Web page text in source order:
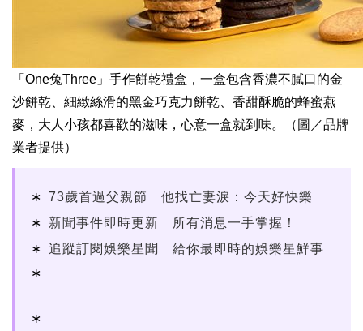
「One兔Three」手作餅乾禮盒，一盒包含香濃不膩口的金
沙餅乾、細緻絲滑的黑金巧克力餅乾、香甜酥脆的蜂蜜燕
麥，大人小孩都喜歡的滋味，心意一盒就到味。（圖／品牌
業者提供）
73歲首過父親節 他找亡妻淚：今天好快樂
新聞事件即時更新 所有消息一手掌握！
追蹤訂閱娛樂星聞 給你最即時的娛樂星鮮事